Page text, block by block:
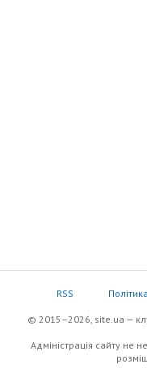
RSS
© 2015–2026, site.ua —
Адміністрація сайту не